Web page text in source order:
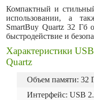
Компактный и
использовании, а
SmartBuy Quartz 32 Гб
быстродействие и
Характеристики
Quartz
Объем памяти: 32
Интерфейс: USB